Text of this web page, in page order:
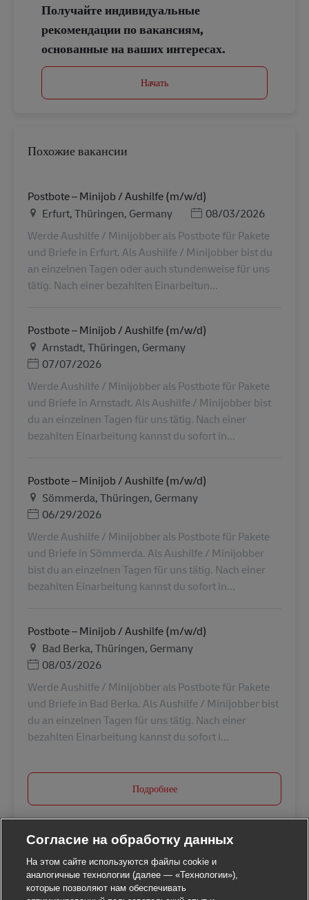
Получайте индивидуальные
рекомендации по вакансиям,
основанные на ваших интересах.
Начать
Похожие вакансии
Postbote – Minijob / Aushilfe (m/w/d)
Местоположение
Erfurt, Thüringen, Germany Дата публикации
08/03/2026
Werde Aushilfe / Minijobber als Postbote für Pakete
und Briefe in Erfurt. Als Aushilfe / Minijobber bist du
an einzelnen Tagen oder auch stundenweise für uns
tätig. Nach einer bezahlten Einarbeitun...
Postbote – Minijob / Aushilfe (m/w/d)
Местоположение
Arnstadt, Thüringen, Germany
Дата публикации
07/07/2026
Werde Aushilfe / Minijobber als Postbote für Pakete
und Briefe in Arnstadt. Als Aushilfe / Minijobber bist
du an einzelnen Tagen für uns tätig. Nach einer
bezahlten Einarbeitung kannst du sofort in...
Postbote – Minijob / Aushilfe (m/w/d)
Местоположение
Sömmerda, Thüringen, Germany
Дата публикации
06/29/2026
Werde Aushilfe / Minijobber als Postbote für Pakete
und Briefe in Sömmerda. Als Aushilfe / Minijobber
bist du an einzelnen Tagen für uns tätig. Nach einer
bezahlten Einarbeitung kannst du sofort in...
Postbote – Minijob / Aushilfe (m/w/d)
Местоположение
Bad Berka, Thüringen, Germany
Дата публикации
08/03/2026
Werde Aushilfe / Minijobber als Postbote für Pakete
und Briefe in Bad Berka. Als Aushilfe / Minijobber bist
du an einzelnen Tagen für uns tätig. Nach einer
bezahlten Einarbeitung kannst du sofort i...
Подробнее
Согласие на обработку данных
На этом сайте используются файлы cookie и
аналогичные технологии (далее — «Технологии»),
которые позволяют нам обеспечивать